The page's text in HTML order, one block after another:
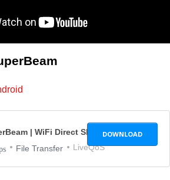
| WiFi Direct Share4.0.3
File Transfer LiveQoS
DOWNLOAD